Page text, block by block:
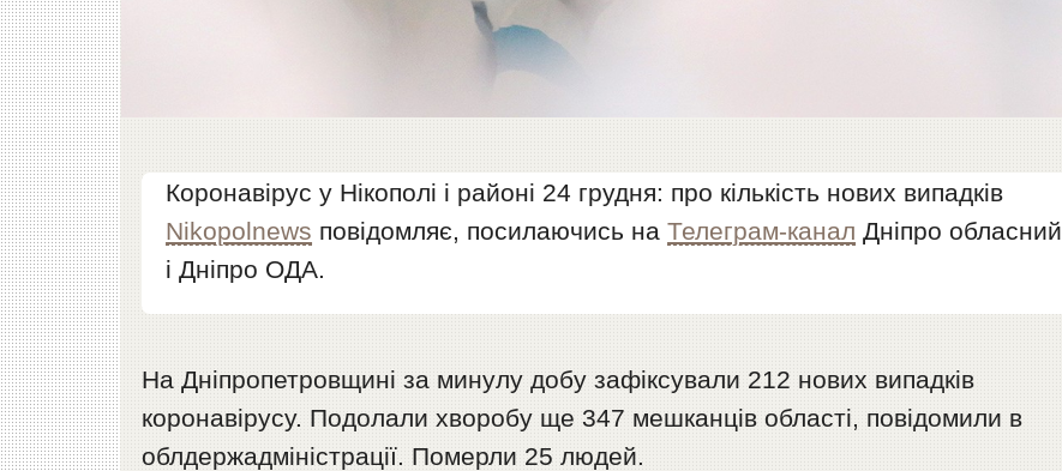
Коронавірус у Нікополі і районі 24 грудня: про кількість нових випадків
Nikopolnews повідомляє, посилаючись наТелеграм-канал Дніпро обласний
і Дніпро ОДА.
На Дніпропетровщині за минулу добу зафіксували 212 нових випадків
коронавірусу. Подолали хворобу ще 347 мешканців області, повідомили в
облдержадміністрації. Померли 25 людей.